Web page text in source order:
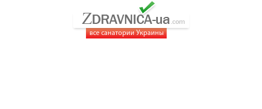
все санатории Украины